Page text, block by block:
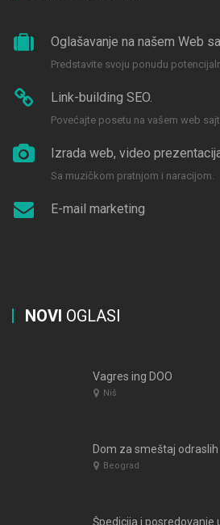
Oglašavanje na našem Web
Predstavite svoju ponudu
Link-building SEO.
Povećajte posetu na vašem web
Izrada web, video
Sa muzičkom pratnjom i naracijom.
E-mail marketing
NOVI OGLASI
Vagres ing DOO
Niš
Dom za smeštaj
Beograd